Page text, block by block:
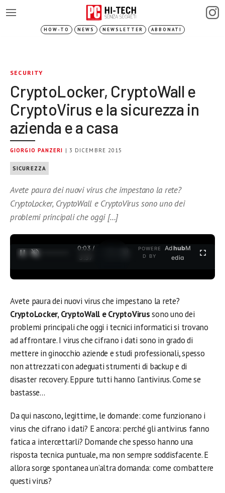
HOW-TO NEWS NEWSLETTER ABBONATI
SECURITY
CryptoLocker, CryptoWall e
CryptoVirus e la sicurezza in
azienda e a casa
GIORGIO PANZERI | 3 DICEMBRE 2015
SICUREZZA
Avete paura dei nuovi virus che impestano la rete?
CryptoLocker, CryptoWall e CryptoVirus sono uno dei
problemi principali che oggi […]
0:03 /
3:37
POWERE
D BY
AdhubM
edia
Avete paura dei nuovi virus che impestano la rete?
CryptoLocker, CryptoWall e CryptoVirussono uno dei
problemi principali che oggi i tecnici informatici si trovano
ad affrontare. I virus che cifrano i dati sono in grado di
mettere in ginocchio aziende e studi professionali, spesso
non attrezzati con adeguati strumenti di backup e di
disaster recovery. Eppure tutti hanno l’antivirus. Come se
bastasse…
Da qui nascono, legittime, le domande: come funzionano i
virus che cifrano i dati? E ancora: perché gli antivirus fanno
fatica a intercettarli? Domande che spesso hanno una
risposta tecnica puntuale, ma non sempre soddisfacente. E
allora sorge spontanea un’altra domanda: come combattere
questi virus?